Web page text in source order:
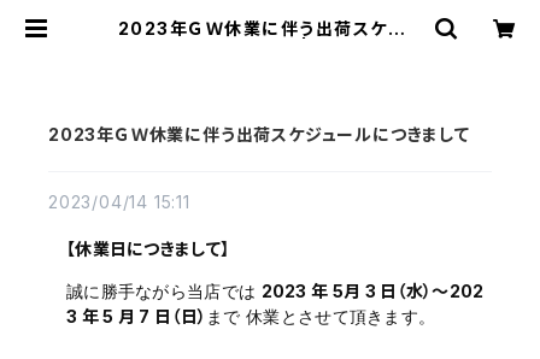
2023年ＧＷ休業に伴う出荷スケジュ
2023年ＧＷ休業に伴う出荷スケジュールにつきまして
2023/04/14 15:11
【休業日につきまして】
誠に勝手ながら当店では 2023 年 5月 3 日（水）～202
3 年 5 月 7 日（日） まで 休業とさせて頂きます。